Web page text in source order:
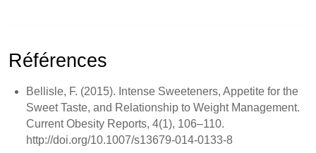
Références
Bellisle, F. (2015). Intense Sweeteners, Appetite for the
Sweet Taste, and Relationship to Weight Management.
Current Obesity Reports, 4(1), 106–110.
http://doi.org/10.1007/s13679-014-0133-8